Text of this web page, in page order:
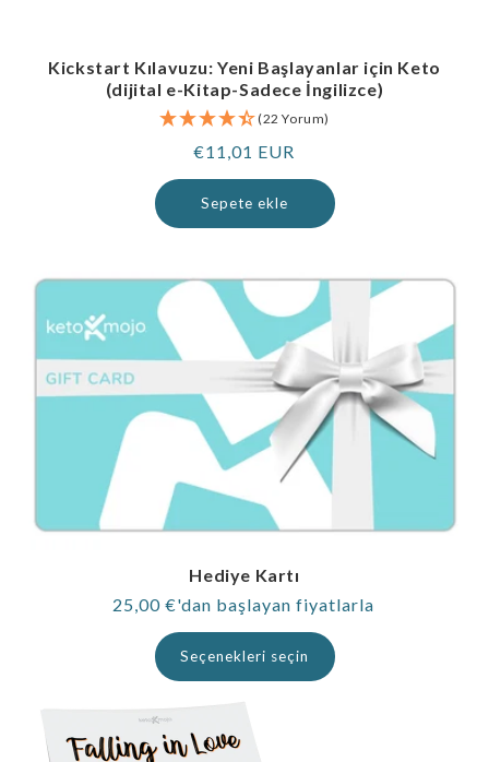
Kickstart Kılavuzu: Yeni Başlayanlar için Keto
(dijital e-Kitap-Sadece İngilizce)
(22 Yorum)
Normal
fiyat
€11,01 EUR
Sepete ekle
Hediye Kartı
Normal
25,00 €'dan başlayan fiyatlarla
Seçenekleri seçin